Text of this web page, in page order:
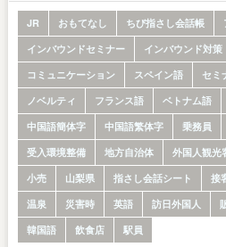
JR おもてなし ちび指さし会話帳
インバウンドセミナー
インバウンド対策
コミュニケーション
スペイン語 セミ
ノベルティ
フランス語 ベトナム語
中国語簡体字
中国語繁体字 乗務員
受入環境整備
地方自治体 外国人観光
小売
山梨県 指さし会話シート 接
温泉
災害時 英語 訪日外国人
韓国語
飲食店 駅員